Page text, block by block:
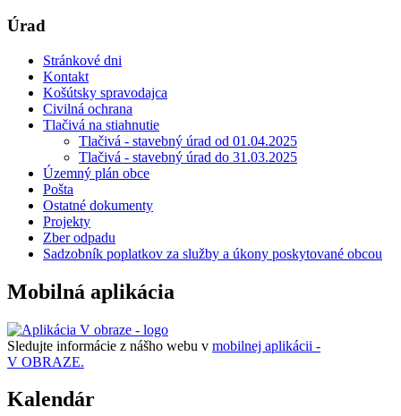
Úrad
Stránkové dni
Kontakt
Košútsky spravodajca
Civilná ochrana
Tlačivá na stiahnutie
Tlačivá - stavebný úrad od 01.04.2025
Tlačivá - stavebný úrad do 31.03.2025
Územný plán obce
Pošta
Ostatné dokumenty
Projekty
Zber odpadu
Sadzobník poplatkov za služby a úkony poskytované obcou
Mobilná aplikácia
Sledujte informácie z nášho webu v mobilnej aplikácii -
V OBRAZE.
Kalendár